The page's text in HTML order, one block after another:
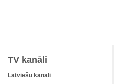
TV kanāli
Latviešu kanāli